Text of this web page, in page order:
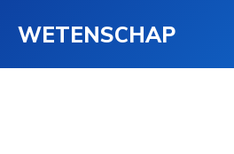
WETENSCHAP